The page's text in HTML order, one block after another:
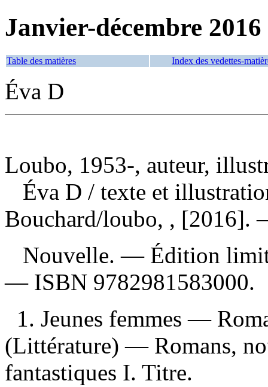
Janvier-décembre 2016
Table des matières Index des vedettes-
Éva D
Loubo, 1953-, auteur,
Éva D / texte et
Bouchard/loubo, , [2016].
Nouvelle. — Édition
— ISBN 9782981583000.
1. Jeunes femmes —
(Littérature) — Romans,
fantastiques I. Titre.